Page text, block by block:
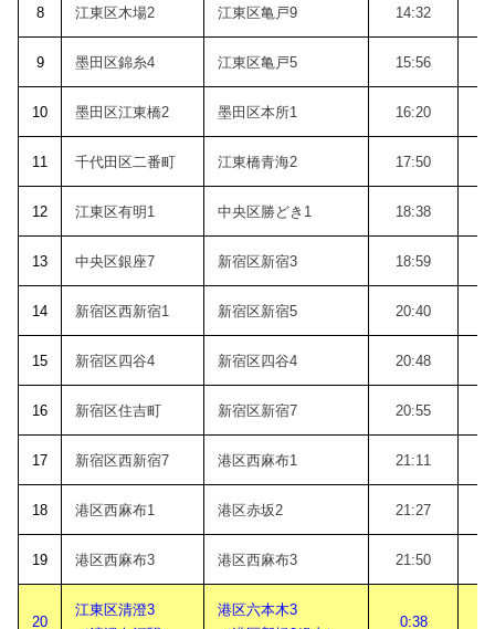
8 江東区木場2 江東区亀戸9 14:32
9 墨田区錦糸4 江東区亀戸5 15:56
10 墨田区江東橋2 墨田区本所1 16:20
11 千代田区二番町 江東橋青海2 17:50
12 江東区有明1 中央区勝どき1 18:38
13 中央区銀座7 新宿区新宿3 18:59
14 新宿区西新宿1 新宿区新宿5 20:40
15 新宿区四谷4 新宿区四谷4 20:48
16 新宿区住吉町 新宿区新宿7 20:55
17 新宿区西新宿7 港区西麻布1 21:11
18 港区西麻布1 港区赤坂2 21:27
19 港区西麻布3 港区西麻布3 21:50
20
江東区清澄3
港区六本木3
0:38